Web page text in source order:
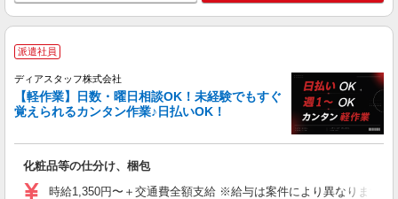
派遣社員
ディアスタッフ株式会社
【軽作業】日数・曜日相談OK！未経験でもすぐ
覚えられるカンタン作業♪日払いOK！
化粧品等の仕分け、梱包
時給1,350円〜＋交通費全額支給 ※給与は案件により異なります(